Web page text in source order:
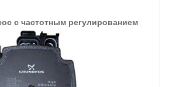
с частотным регулированием